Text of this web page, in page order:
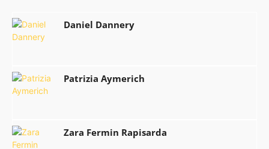
Daniel Dannery
Patrizia Aymerich
Zara Fermin Rapisarda